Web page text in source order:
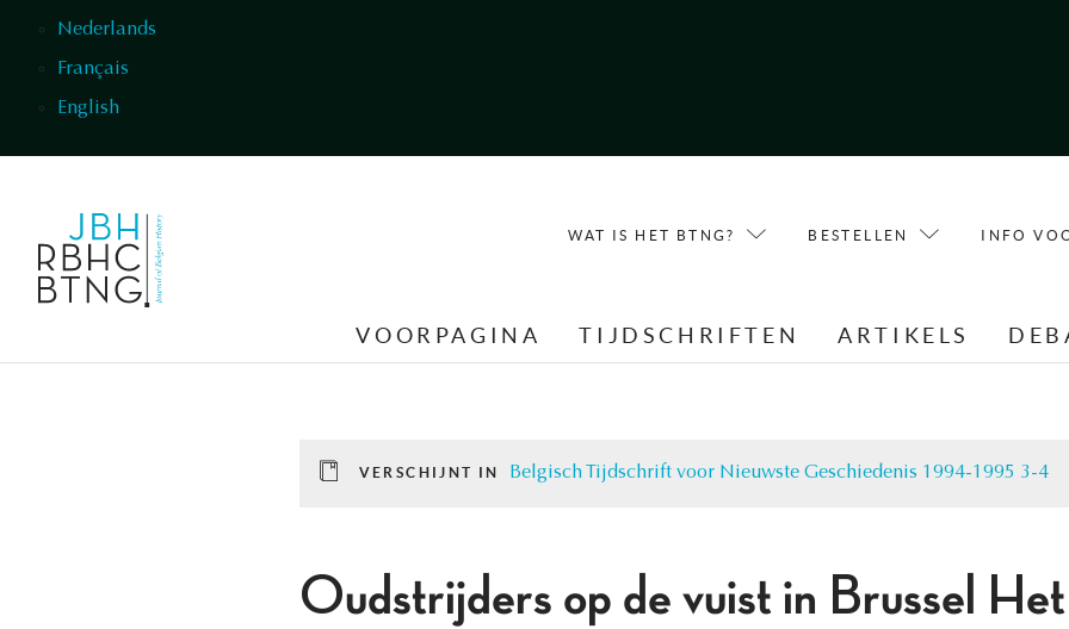
Nederlands
Français
English
WAT IS HET BTNG? BESTELLEN INFO
VOORPAGINA TIJDSCHRIFTEN ARTIKELS
VERSCHIJNT IN Belgisch Tijdschrift voor Nieuwste Geschiedenis 1994-1995 3-4
Oudstrijders op de vuist in Brussel Het